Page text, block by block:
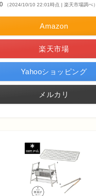
（2024/10/10 22:01時点 | 楽天市場調べ）
Amazon
楽天市場
Yahooショッピング
メルカリ